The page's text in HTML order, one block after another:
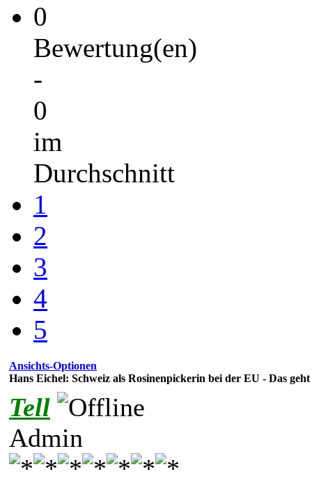
0
Bewertung(en)
-
0
im
Durchschnitt
1
2
3
4
5
Ansichts-Optionen
Hans Eichel: Schweiz als Rosinenpickerin bei der EU - Das
Tell
Admin